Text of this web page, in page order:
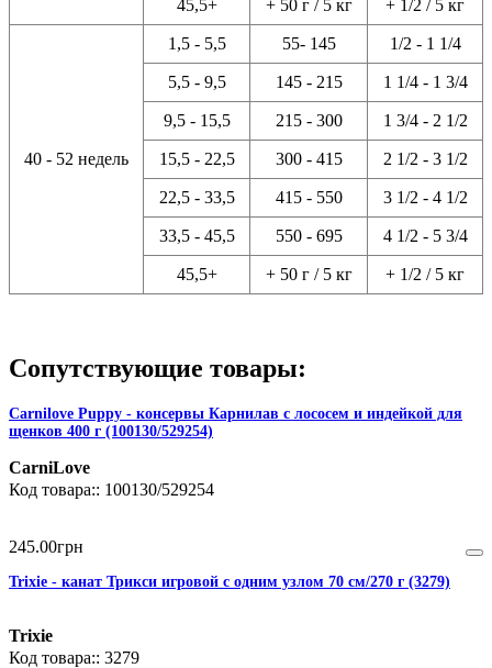
45,5+ + 50 г / 5 кг + 1/2 / 5 кг
40 - 52 недель
1,5 - 5,5 55- 145 1/2 - 1 1/4
5,5 - 9,5 145 - 215 1 1/4 - 1 3/4
9,5 - 15,5 215 - 300 1 3/4 - 2 1/2
15,5 - 22,5 300 - 415 2 1/2 - 3 1/2
22,5 - 33,5 415 - 550 3 1/2 - 4 1/2
33,5 - 45,5 550 - 695 4 1/2 - 5 3/4
45,5+ + 50 г / 5 кг + 1/2 / 5 кг
Сопутствующие товары:
Carnilove Puppy - консервы Карнилав с лососем и индейкой для
щенков 400 г (100130/529254)
CarniLove
100130/529254
245.00грн
Trixie - канат Трикси игровой с одним узлом 70 см/270 г (3279)
Trixie
3279